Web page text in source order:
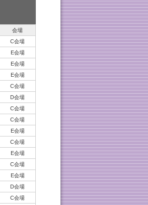
会場
C会場
E会場
E会場
E会場
C会場
D会場
C会場
C会場
E会場
C会場
E会場
C会場
E会場
D会場
C会場